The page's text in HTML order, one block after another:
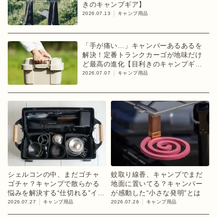
きのキャンプギア】
2026.07.13 キャンプ用品
「手が痛い…」キャンパーあるあるを
解決！定番トランクカーゴが地味だけ
ど最高の進化【目利きのキャンプギ
ア】
2026.07.07 キャンプ用品
シェルコンの中、まだゴチャ
ゴチャ？キャンプで散らかる
悩みを解決する“仕切れる”イン
ナーケース
2026.07.27 キャンプ用品
蚊取り線香、キャンプでまだ
地面に置いてる？キャンパー
が感動した“小さな発明”とは
2026.07.26 キャンプ用品